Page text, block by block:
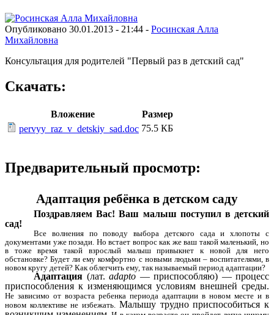
Опубликовано 30.01.2013 - 21:44 - Росинская Алла
Михайловна
Консультация для родителей "Первый раз в детский сад"
Скачать:
Вложение
Размер
pervyy_raz_v_detskiy_sad.doc 75.5 КБ
Предварительный просмотр:
Адаптация ребёнка в детском саду
Поздравляем Вас! Ваш малыш поступил в детский
сад!
Все волнения по поводу выбора детского сада и хлопоты с
документами уже позади. Но встает вопрос как же ваш такой маленький, но
в тоже время такой взрослый малыш привыкнет к новой для него
обстановке? Будет ли ему комфортно с новыми людьми – воспитателями, в
новом кругу детей? Как облегчить ему, так называемый период адаптации?
Адаптация (лат.adapto — приспособляю) — процесс
приспособления к изменяющимся условиям внешней среды.
Не зависимо от возраста ребенка периода адаптации в новом месте и в
новом коллективе не избежать. Малышу трудно приспособиться к